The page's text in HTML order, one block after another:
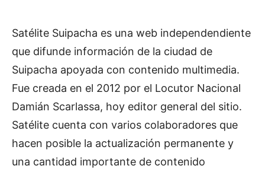
Satélite Suipacha es una web independendiente
que difunde información de la ciudad de
Suipacha apoyada con contenido multimedia.
Fue creada en el 2012 por el Locutor Nacional
Damián Scarlassa, hoy editor general del sitio.
Satélite cuenta con varios colaboradores que
hacen posible la actualización permanente y
una cantidad importante de contenido